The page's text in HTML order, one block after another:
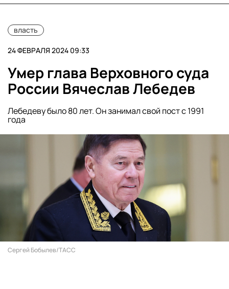
власть
24 ФЕВРАЛЯ 2024 09:33
Умер глава Верховного суда
России Вячеслав Лебедев
Лебедеву было 80 лет. Он занимал свой пост с 1991
года
Сергей Бобылев/ТАСС